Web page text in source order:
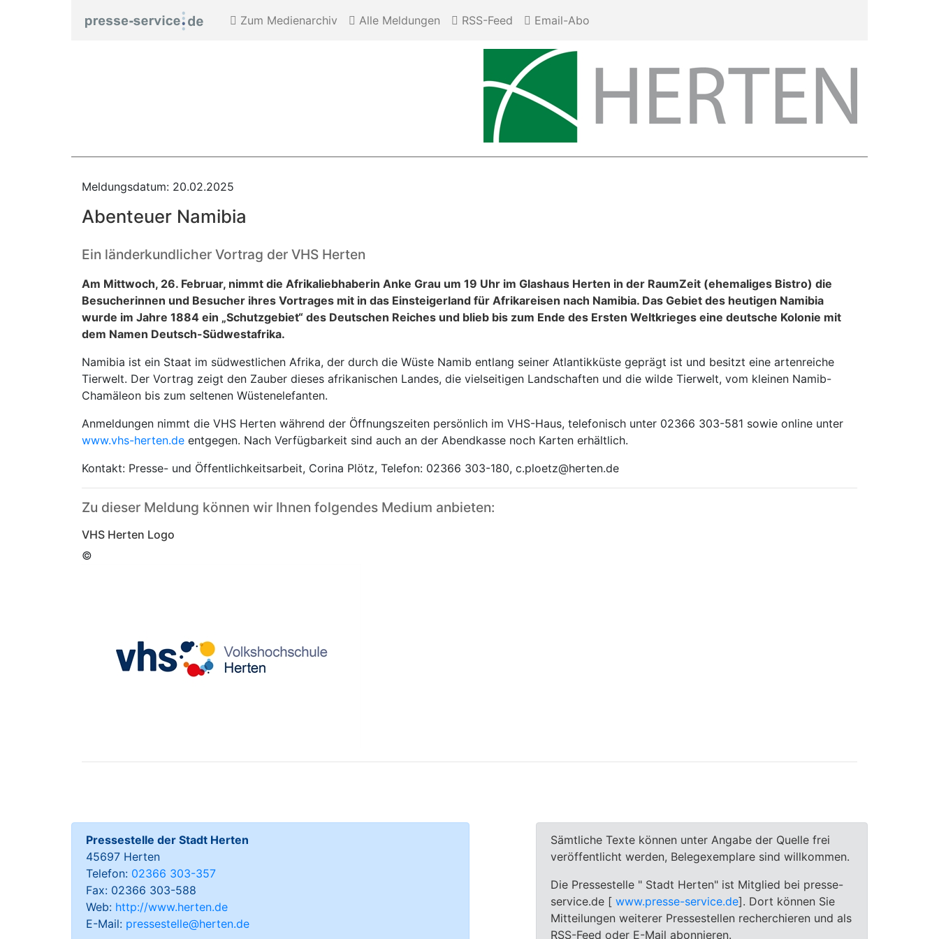
Zum Medienarchiv Alle Meldungen RSS-Feed Email-Abo
Meldungsdatum: 20.02.2025
Abenteuer Namibia
Ein länderkundlicher Vortrag der VHS Herten
Am Mittwoch, 26. Februar, nimmt die Afrikaliebhaberin Anke Grau um 19 Uhr im Glashaus Herten in der RaumZeit (ehemaliges Bistro) die
Besucherinnen und Besucher ihres Vortrages mit in das Einsteigerland für Afrikareisen nach Namibia. Das Gebiet des heutigen Namibia
wurde im Jahre 1884 ein „Schutzgebiet“ des Deutschen Reiches und blieb bis zum Ende des Ersten Weltkrieges eine deutsche Kolonie mit
dem Namen Deutsch-Südwestafrika.
Namibia ist ein Staat im südwestlichen Afrika, der durch die Wüste Namib entlang seiner Atlantikküste geprägt ist und besitzt eine artenreiche
Tierwelt. Der Vortrag zeigt den Zauber dieses afrikanischen Landes, die vielseitigen Landschaften und die wilde Tierwelt, vom kleinen Namib-
Chamäleon bis zum seltenen Wüstenelefanten.
Anmeldungen nimmt die VHS Herten während der Öffnungszeiten persönlich im VHS-Haus, telefonisch unter 02366 303-581 sowie online unter
www.vhs-herten.de entgegen. Nach Verfügbarkeit sind auch an der Abendkasse noch Karten erhältlich.
Kontakt: Presse- und Öffentlichkeitsarbeit, Corina Plötz, Telefon: 02366 303-180, c.ploetz@herten.de
Zu dieser Meldung können wir Ihnen folgendes Medium anbieten:
VHS Herten Logo
©
Pressestelle der Stadt Herten
45697 Herten
Telefon: 02366 303-357
Fax: 02366 303-588
Web: http://www.herten.de
E-Mail: pressestelle@herten.de
Sämtliche Texte können unter Angabe der Quelle frei
veröffentlicht werden, Belegexemplare sind willkommen.
Die Pressestelle " Stadt Herten" ist Mitglied bei presse-
service.de [ www.presse-service.de]. Dort können Sie
Mitteilungen weiterer Pressestellen recherchieren und als
RSS-Feed oder E-Mail abonnieren.